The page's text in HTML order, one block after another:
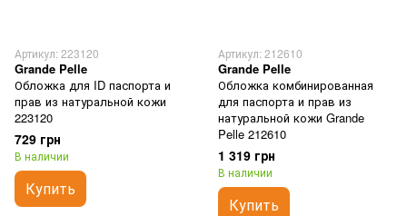
Артикул: 223120
Grande Pelle
Обложка для ID паспорта и
прав из натуральной кожи
223120
729 грн
В наличии
Купить
Артикул: 212610
Grande Pelle
Обложка комбинированная
для паспорта и прав из
натуральной кожи Grande
Pelle 212610
1 319 грн
В наличии
Купить